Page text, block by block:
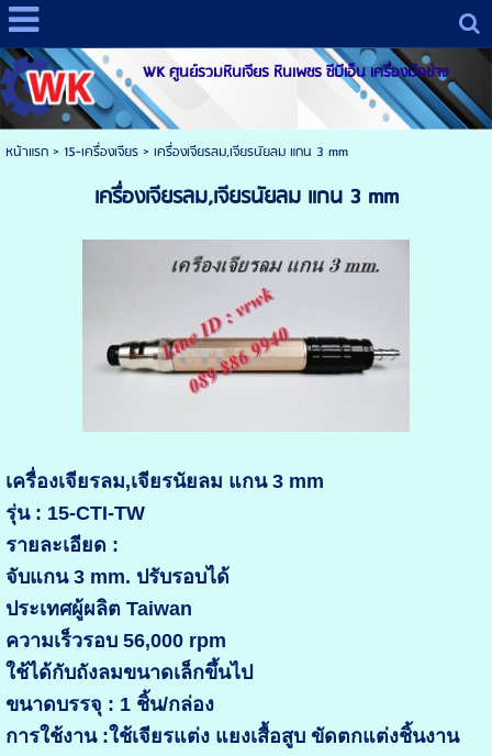
WK ศูนย์รวมหินเจียร หินเพชร ซีบีเอ็น เครื่องมือช่าง
หน้าแรก> 15-เครื่องเจียร> เครื่องเจียรลม,เจียรนัยลม แกน 3 mm
เครื่องเจียรลม,เจียรนัยลม แกน 3 mm
เครื่องเจียรลม,เจียรนัยลม แกน 3 mm
รุ่น : 15-CTI-TW
รายละเอียด :
จับแกน 3 mm. ปรับรอบได้
ประเทศผู้ผลิต Taiwan
ความเร็วรอบ 56,000 rpm
ใช้ได้กับถังลมขนาดเล็กขึ้นไป
ขนาดบรรจุ : 1 ชิ้น/กล่อง
การใช้งาน :ใช้เจียรแต่ง แยงเสื้อสูบ ขัดตกแต่งชิ้นงาน